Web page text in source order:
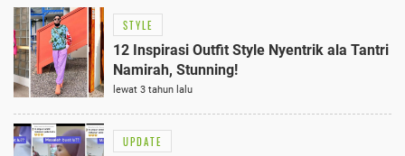
STYLE
12 Inspirasi Outfit Style Nyentrik ala Tantri
Namirah, Stunning!
lewat 3 tahun lalu
UPDATE